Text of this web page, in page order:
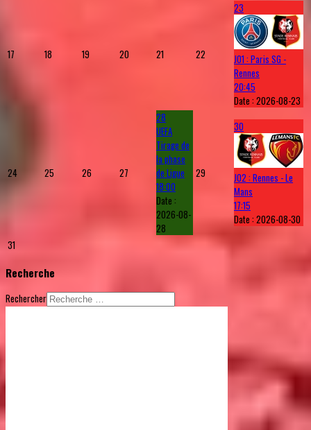
17 18 19 20 21 22
23
J01 : Paris SG -
Rennes
20:45
Date :2026-08-23
24 25 26 27
28
UEFA
Tirage de
la phase
de Ligue
18:00
Date :
2026-08-
28
29
30
J02 : Rennes - Le
Mans
17:15
Date :2026-08-30
31
Recherche
Rechercher